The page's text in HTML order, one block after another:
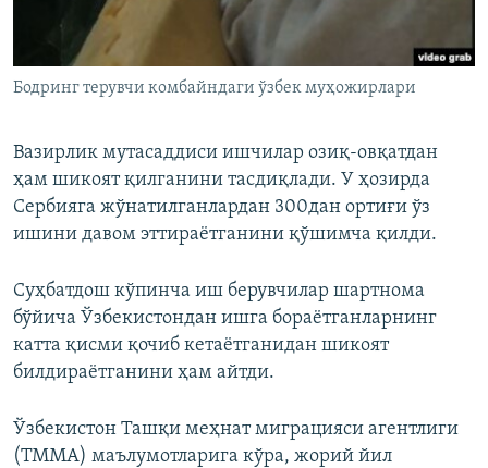
Бодринг терувчи комбайндаги ўзбек муҳожирлари
Вазирлик мутасаддиси ишчилар озиқ-овқатдан
ҳам шикоят қилганини тасдиқлади. У ҳозирда
Сербияга жўнатилганлардан 300дан ортиғи ўз
ишини давом эттираётганини қўшимча қилди.
Суҳбатдош кўпинча иш берувчилар шартнома
бўйича Ўзбекистондан ишга бораётганларнинг
катта қисми қочиб кетаётганидан шикоят
билдираётганини ҳам айтди.
Ўзбекистон Ташқи меҳнат миграцияси агентлиги
(ТММА) маълумотларига кўра, жорий йил